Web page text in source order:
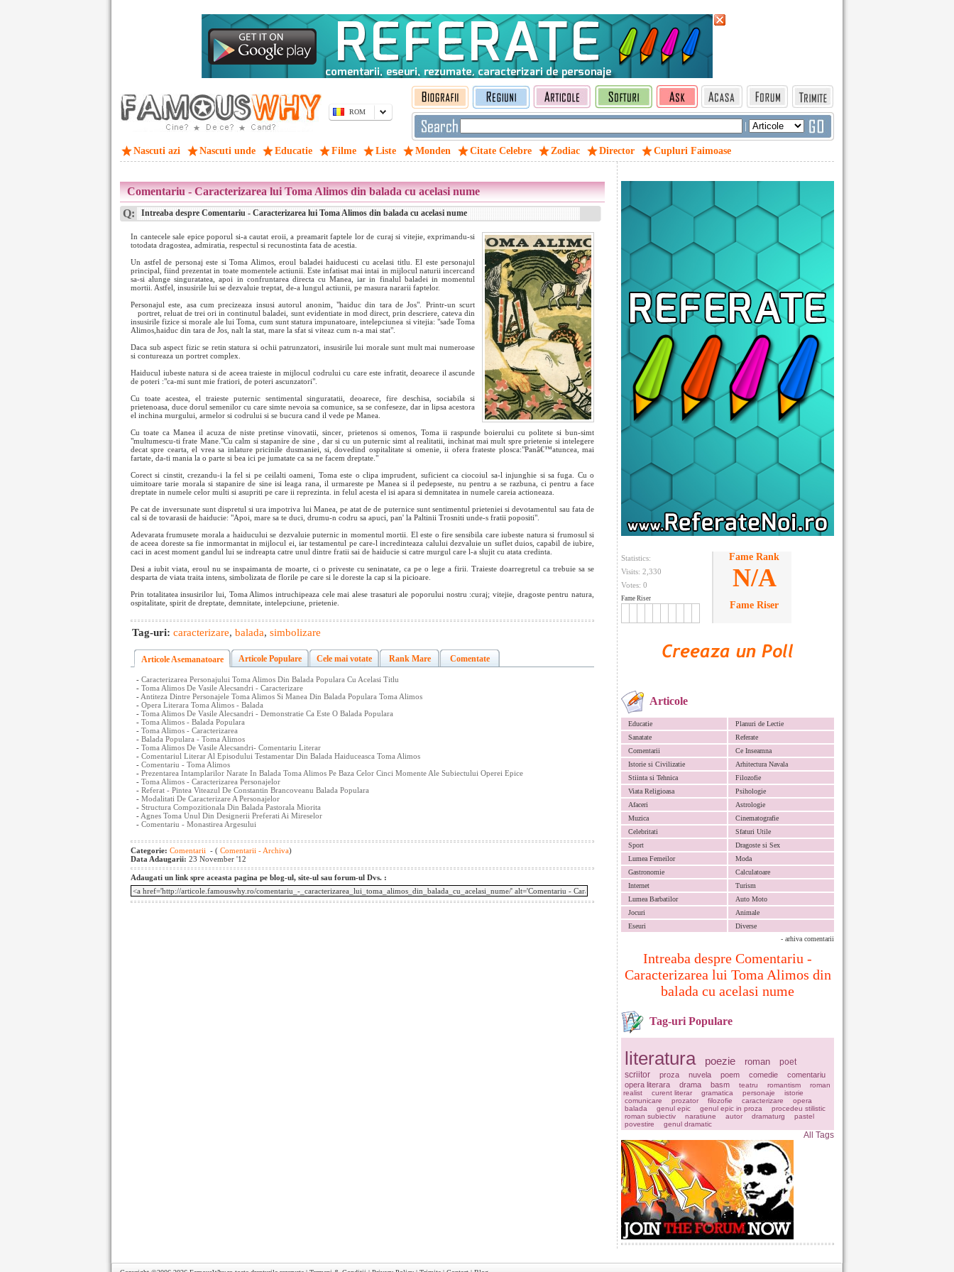
ROM
|
Nascuti azi Nascuti unde Educatie Filme Liste Monden Citate Celebre Zodiac Director Cupluri Faimoase
Statistics:
Visits: 2,330
Votes: 0
Fame Riser
Fame Rank
N/A
Fame Riser
Articole
Educatie
Planuri de Lectie
Sanatate
Referate
Comentarii
Ce Inseamna
Istorie si Civilizatie
Arhitectura Navala
Stiinta si Tehnica
Filozofie
Viata Religioasa
Psihologie
Afaceri
Astrologie
Muzica
Cinematografie
Celebritati
Sfaturi Utile
Sport
Dragoste si Sex
Lumea Femeilor
Moda
Gastronomie
Calculatoare
Internet
Turism
Lumea Barbatilor
Auto Moto
Jocuri
Animale
Eseuri
Diverse
- arhiva comentarii
Intreaba despre Comentariu -
Caracterizarea lui Toma Alimos din
balada cu acelasi nume
Tag-uri Populare
literatura poezie roman
poet
scriitor
proza nuvela poem comedie
comentariu
opera literara
drama basm teatru romantism
roman
realist
curent literar gramatica personaje
istorie
comunicare
prozator filozofie caracterizare
opera
balada
genul epic genul epic in proza
procedeu stilistic
roman subiectiv
naratiune autor dramaturg
pastel
povestire
genul dramatic
All Tags
Comentariu - Caracterizarea lui Toma Alimos din balada cu acelasi nume
Q: Intreaba despre Comentariu - Caracterizarea lui Toma Alimos din balada cu acelasi nume
In cantecele sale epice poporul si-a cautat eroii, a preamarit faptele lor de curaj si vitejie, exprimandu-si
totodata dragostea, admiratia, respectul si recunostinta fata de acestia.
Un astfel de personaj este si Toma Alimos, eroul baladei haiducesti cu acelasi titlu. El este personajul
principal, fiind prezentat in toate momentele actiunii. Este infatisat mai intai in mijlocul naturii incercand
sa-si alunge singuratatea, apoi in confruntarea directa cu Manea, iar in finalul baladei in momentul
mortii. Astfel, insusirile lui se dezvaluie treptat, de-a lungul actiunii, pe masura nararii faptelor.
Personajul este, asa cum precizeaza insusi autorul anonim, "haiduc din tara de Jos". Printr-un scurt
portret, reluat de trei ori in continutul baladei, sunt evidentiate in mod direct, prin descriere, cateva din
insusirile fizice si morale ale lui Toma, cum sunt statura impunatoare, intelepciunea si vitejia: "sade Toma
Alimos,haiduc din tara de Jos, nalt la stat, mare la sfat si viteaz cum n-a mai stat".
Daca sub aspect fizic se retin statura si ochii patrunzatori, insusirile lui morale sunt mult mai numeroase
si contureaza un portret complex.
Haiducul iubeste natura si de aceea traieste in mijlocul codrului cu care este infratit, deoarece il ascunde
de poteri :"ca-mi sunt mie fratiori, de poteri ascunzatori".
Cu toate acestea, el traieste puternic sentimental singuratatii, deoarece, fire deschisa, sociabila si
prietenoasa, duce dorul semenilor cu care simte nevoia sa comunice, sa se confeseze, dar in lipsa acestora
el inchina murgului, armelor si codrului si se bucura cand il vede pe Manea.
Cu toate ca Manea il acuza de niste pretinse vinovatii, sincer, prietenos si omenos, Toma ii raspunde boierului cu politete si bun-simt
"multumescu-ti frate Mane."Cu calm si stapanire de sine , dar si cu un puternic simt al realitatii, inchinat mai mult spre prietenie si intelegere
decat spre cearta, el vrea sa inlature pricinile dusmaniei, si, dovedind ospitalitate si omenie, ii ofera frateste plosca:"Panâ€™atuncea, mai
fartate, da-ti mania la o parte si bea ici pe jumatate ca sa ne facem dreptate."
Corect si cinstit, crezandu-i la fel si pe ceilalti oameni, Toma este o clipa imprudent, suficient ca ciocoiul sa-l injunghie si sa fuga. Cu o
uimitoare tarie morala si stapanire de sine isi leaga rana, il urmareste pe Manea si il pedepseste, nu pentru a se razbuna, ci pentru a face
dreptate in numele celor multi si asupriti pe care ii reprezinta. in felul acesta el isi apara si demnitatea in numele careia actioneaza.
Pe cat de inversunate sunt dispretul si ura impotriva lui Manea, pe atat de de puternice sunt sentimentul prieteniei si devotamentul sau fata de
cal si de tovarasii de haiducie: "Apoi, mare sa te duci, drumu-n codru sa apuci, pan' la Paltinii Trosniti unde-s fratii popositi".
Adevarata frumusete morala a haiducului se dezvaluie puternic in momentul mortii. El este o fire sensibila care iubeste natura si frumosul si
de aceea doreste sa fie inmormantat in mijlocul ei, iar testamentul pe care-l incredinteaza calului dezvaluie un suflet duios, capabil de iubire,
caci in acest moment gandul lui se indreapta catre unul dintre fratii sai de haiducie si catre murgul care l-a slujit cu atata credinta.
Desi a iubit viata, eroul nu se inspaimanta de moarte, ci o priveste cu seninatate, ca pe o lege a firii. Traieste doarregretul ca trebuie sa se
desparta de viata traita intens, simbolizata de florile pe care si le doreste la cap si la picioare.
Prin totalitatea insusirilor lui, Toma Alimos intruchipeaza cele mai alese trasaturi ale poporului nostru :curaj; vitejie, dragoste pentru natura,
ospitalitate, spirit de dreptate, demnitate, intelepciune, prietenie.
Tag-uri: caracterizare, balada, simbolizare
Articole Asemanatoare Articole Populare Cele mai votate Rank Mare Comentate
- Caracterizarea Personajului Toma Alimos Din Balada Populara Cu Acelasi Titlu
- Toma Alimos De Vasile Alecsandri - Caracterizare
- Antiteza Dintre Personajele Toma Alimos Si Manea Din Balada Populara Toma Alimos
- Opera Literara Toma Alimos - Balada
- Toma Alimos De Vasile Alecsandri - Demonstratie Ca Este O Balada Populara
- Toma Alimos - Balada Populara
- Toma Alimos - Caracterizarea
- Balada Populara - Toma Alimos
- Toma Alimos De Vasile Alecsandri- Comentariu Literar
- Comentariul Literar Al Episodului Testamentar Din Balada Haiduceasca Toma Alimos
- Comentariu - Toma Alimos
- Prezentarea Intamplarilor Narate In Balada Toma Alimos Pe Baza Celor Cinci Momente Ale Subiectului Operei Epice
- Toma Alimos - Caracterizarea Personajelor
- Referat - Pintea Viteazul De Constantin Brancoveanu Balada Populara
- Modalitati De Caracterizare A Personajelor
- Structura Compozitionala Din Balada Pastorala Miorita
- Agnes Toma Unul Din Designerii Preferati Ai Mireselor
- Comentariu - Monastirea Argesului
Categorie: Comentarii - ( Comentarii - Archiva)
Data Adaugarii: 23 November '12
Adaugati un link spre aceasta pagina pe blog-ul, site-ul sau forum-ul Dvs. :